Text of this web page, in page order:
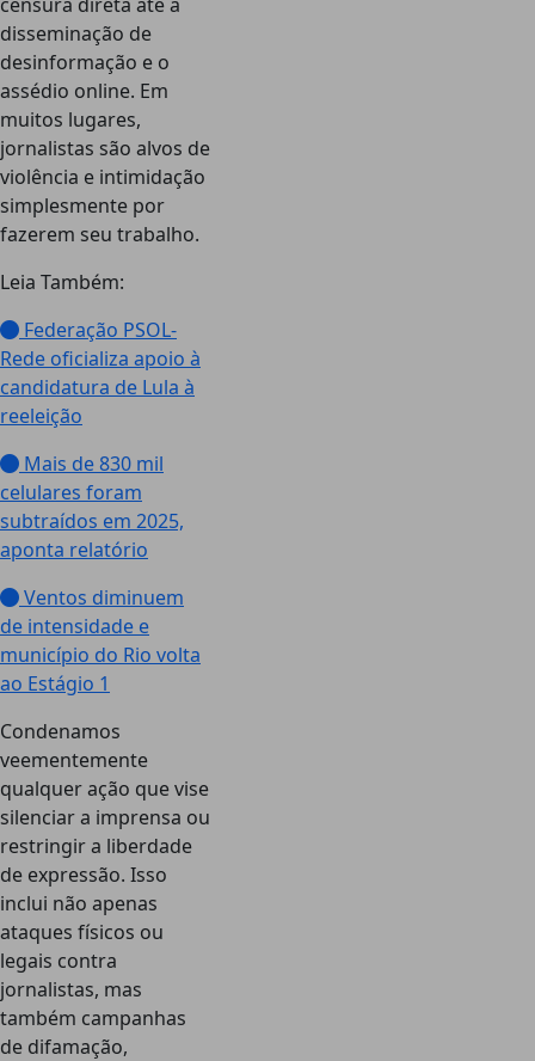
disseminação de
desinformação e o
assédio online. Em
muitos lugares,
jornalistas são alvos de
violência e intimidação
simplesmente por
fazerem seu trabalho.
Leia Também:
Federação PSOL-
Rede oficializa apoio à
candidatura de Lula à
reeleição
Mais de 830 mil
celulares foram
subtraídos em 2025,
aponta relatório
Ventos diminuem
de intensidade e
município do Rio volta
ao Estágio 1
Condenamos
veementemente
qualquer ação que vise
silenciar a imprensa ou
restringir a liberdade
de expressão. Isso
inclui não apenas
ataques físicos ou
legais contra
jornalistas, mas
também campanhas
de difamação,